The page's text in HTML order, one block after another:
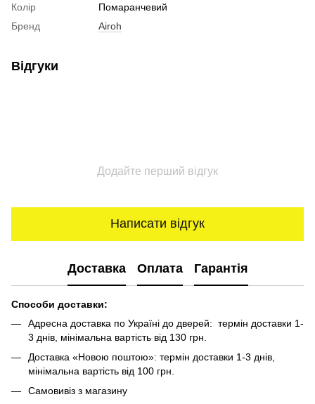
Колір
Помаранчевий
Бренд
Airoh
Відгуки
Додайте перший відгук
Написати відгук
Доставка Оплата Гарантія
Способи доставки:
Адресна доставка по Україні до дверей: термін доставки 1-
3 днів, мінімальна вартість від 130 грн.
Доставка «Новою поштою»: термін доставки 1-3 днів,
мінімальна вартість від 100 грн.
Самовивіз з магазину